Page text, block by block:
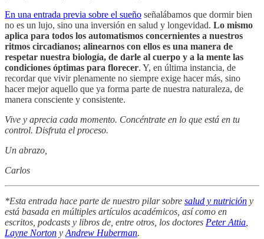
En una entrada previa sobre el sueño señalábamos que dormir bien
no es un lujo, sino una inversión en salud y longevidad. Lo mismo
aplica para todos los automatismos concernientes a nuestros
ritmos circadianos; alinearnos con ellos es una manera de
respetar nuestra biología, de darle al cuerpo y a la mente las
condiciones óptimas para florecer. Y, en última instancia, de
recordar que vivir plenamente no siempre exige hacer más, sino
hacer mejor aquello que ya forma parte de nuestra naturaleza, de
manera consciente y consistente.
Vive y aprecia cada momento. Concéntrate en lo que está en tu
control. Disfruta el proceso.
Un abrazo,
Carlos
*Esta entrada hace parte de nuestro pilar sobre salud y nutrición y
está basada en múltiples artículos académicos, así como en
escritos, podcasts y libros de, entre otros, los doctores Peter Attia
Layne Norton y Andrew Huberman.